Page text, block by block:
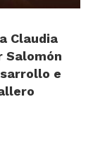
Claudia
Salomón
e